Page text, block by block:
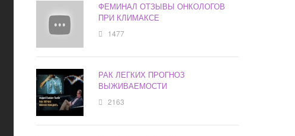
ФЕМИНАЛ ОТЗЫВЫ ОНКОЛОГОВ
ПРИ КЛИМАКСЕ
1477
РАК ЛЕГКИХ ПРОГНОЗ
ВЫЖИВАЕМОСТИ
2163